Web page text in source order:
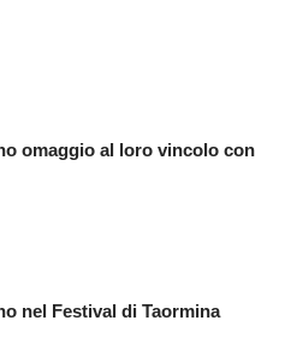
omaggio al loro vincolo con
nel Festival di Taormina